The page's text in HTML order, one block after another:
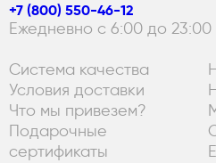
+7 (800) 550-46-12
Ежедневно с 6:00 до 23:00
Система качества
Условия доставки
Что мы привезем?
Подарочные
сертификаты